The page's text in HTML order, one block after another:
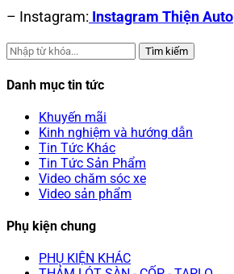
– Instagram: Instagram Thiện Auto
Tìm kiếm
Danh mục tin tức
Khuyến mãi
Kinh nghiệm và hướng dẫn
Tin Tức Khác
Tin Tức Sản Phẩm
Video chăm sóc xe
Video sản phẩm
Phụ kiện chung
PHỤ KIỆN KHÁC